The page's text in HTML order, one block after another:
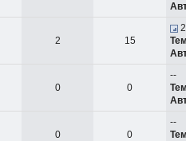
2 15
0 0
--
0 0
--